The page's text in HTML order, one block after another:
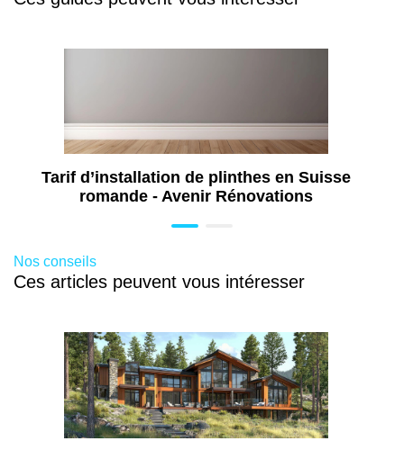
l’urbanisme ou aux travaux supplémentaires non
Tarif d’installation de plinthes en Suisse
romande - Avenir Rénovations
Nos conseils
Ces articles peuvent vous intéresser